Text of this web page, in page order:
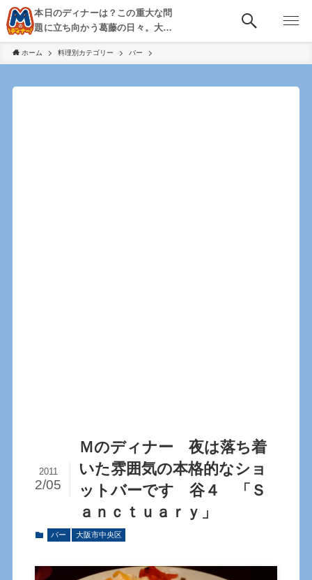
本日のディナーは？この重大な問
題に立ち向かう葛藤の日々。大
阪・京都・神戸を中心とした食べ
歩き、飲み歩きを綴る。
ホーム 料理別カテゴリー バー
Ｍのディナー 夜は落ち着
いた雰囲気の本格的なショ
ットバーです 谷４ 「Ｓ
ａｎｃｔｕａｒｙ」
2011
2/05
バー 大阪市中央区